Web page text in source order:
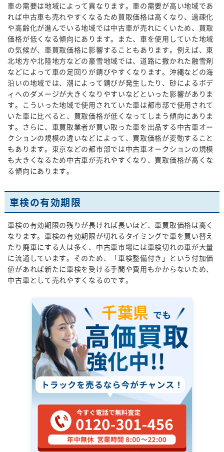
車の需要は地域によって異なります。車の需要が高い地域であ
れば中古車も売れやすくなるため買取価格は高くなり、過疎化
や高齢化が進んでいる地域では中古車が売れにくいため、買取
価格が低くなる傾向にあります。また、車を使用していた地域
の気候が、車買取価格に影響することもあります。例えば、東
北地方や北陸地方などの豪雪地域では、道路に撒かれた融雪剤
などによって車の足回りが錆びやすくなります。沖縄などの海
沿いの地域では、潮によって錆びが発生したり、砂によるボデ
ィへのダメージが大きくなりやすいなどといった影響がありま
す。こういった地域で使用されていた車は都市部で使用されて
いた車に比べると、買取価格が低くなってしまう傾向にありま
す。さらに、車買取業者が買い取った車を出品する中古車オー
クションの規模の違いなどによって、買取価格が変動すること
もあります。東京などの都市部では中古車オークションの規模
も大きくなるため中古車が売れやすくなり、買取価格が高くな
る傾向にあります。
車検の有効期限
車検の有効期限の残りが長ければ長いほど、車買取価格は高く
なります。車検の有効期限が切れるタイミングで車を買い替え
たり廃車にする人は多く、中古車市場には車検切れの車が大量
に流通しています。そのため、「車検整備付き」という付加価
値があれば新たに車検を受ける手間や費用もかからないため、
中古車として売れやすくなるのです。
千葉県